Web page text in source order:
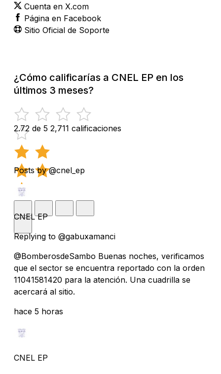
Cuenta en X.com
Página en Facebook
Sitio Oficial de Soporte
¿Cómo calificarías a CNEL EP en los
últimos 3 meses?
2.72 de 5 2,711 calificaciones
Posts by @cnel_ep
CNEL EP
Replying to @gabuxamanci
@BomberosdeSambo Buenas noches, verificamos
que el sector se encuentra reportado con la orden
11041581420 para la atención. Una cuadrilla se
acercará al sitio.
hace 5 horas
CNEL EP